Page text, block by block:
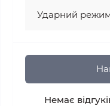
Ударний
Немає